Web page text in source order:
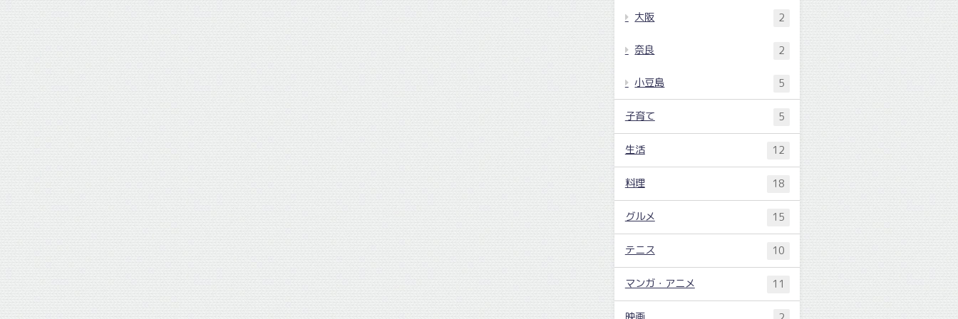
大阪 2
奈良 2
小豆島 5
子育て 5
生活 12
料理 18
グルメ 15
テニス 10
マンガ・アニメ 11